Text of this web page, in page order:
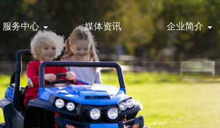
服务中心 媒体资讯 企业简介